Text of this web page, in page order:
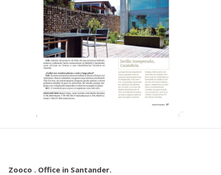
Zooco . Office in Santander.